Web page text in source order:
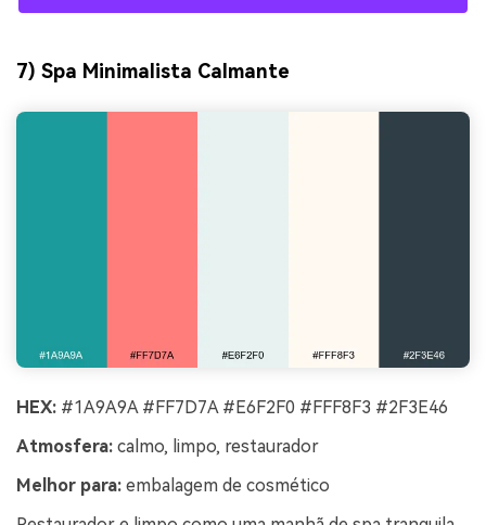
7) Spa Minimalista Calmante
HEX: #1A9A9A #FF7D7A #E6F2F0 #FFF8F3 #2F3E46
Atmosfera: calmo, limpo, restaurador
Melhor para: embalagem de cosmético